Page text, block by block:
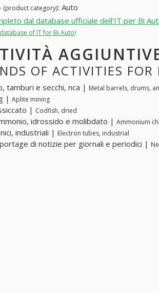
(product category): Auto
dal database ufficiale dell'IT per Bi
of IT for Bi Auto)
OF ACTIVITIES FOR
tamburi e secchi, nca | Metal barrels, drums,
| Aplite mining
| Codfish, dried
idrossido e molibdato | Ammonium
industriali | Electron tubes, industrial
di notizie per giornali e periodici |